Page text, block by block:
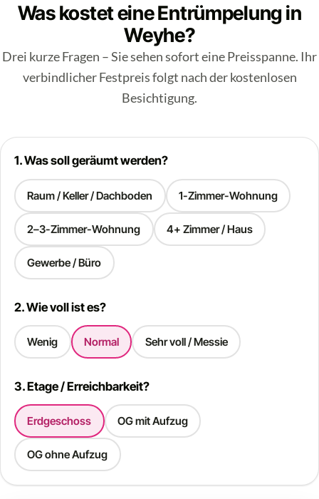
Was kostet eine Entrümpelung in
Weyhe?
Drei kurze Fragen – Sie sehen sofort eine Preisspanne. Ihr
verbindlicher Festpreis folgt nach der kostenlosen
Besichtigung.
1. Was soll geräumt werden?
Raum / Keller / Dachboden 1-Zimmer-Wohnung
2–3-Zimmer-Wohnung 4+ Zimmer / Haus
Gewerbe / Büro
2. Wie voll ist es?
Wenig Normal Sehr voll / Messie
3. Etage / Erreichbarkeit?
Erdgeschoss OG mit Aufzug
OG ohne Aufzug